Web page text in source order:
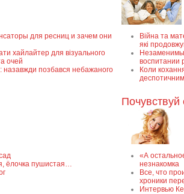
для ресниц и зачем они
хайлайтер для візуального
очей
назавжди позбався небажаного
Війна та
які
воспитании
Коли
ёлочка пушистая…
Почувствуй
«А
незнакомка
Все, что
хроники
Интервью